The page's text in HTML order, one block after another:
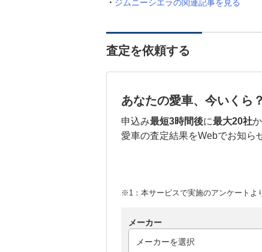
ジムニーシエラの関連記事を見る
査定を依頼する
あなたの愛車、今いくら？
申込み最短3時間後に最大20社
愛車の査定結果をWebでお知ら
※1：本サービスで実施のアンケートよ
メーカー